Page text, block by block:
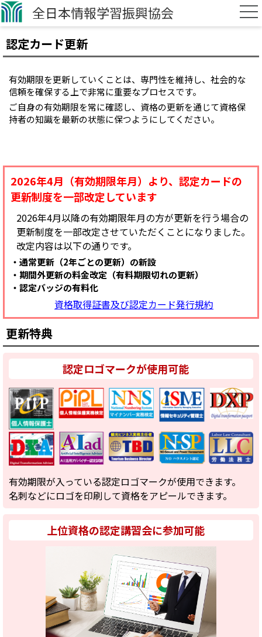
全日本情報学習振興協会
認定カード更新
有効期限を更新していくことは、専門性を維持し、社会的な
信頼を確保する上で非常に重要なプロセスです。
ご自身の有効期限を常に確認し、資格の更新を通じて資格保
持者の知識を最新の状態に保つようにしてください。
2026年4月（有効期限年月）より、認定カードの
更新制度を一部改定しています
2026年4月以降の有効期限年月の方が更新を行う場合の
更新制度を一部改定させていただくことになりました。
改定内容は以下の通りです。
通常更新（2年ごとの更新）の新設
期間外更新の料金改定（有料期限切れの更新）
認定バッジの有料化
資格取得証書及び認定カード発行規約
更新特典
認定ロゴマークが使用可能
有効期限が入っている認定ロゴマークが使用できます。
名刺などにロゴを印刷して資格をアピールできます。
上位資格の認定講習会に参加可能